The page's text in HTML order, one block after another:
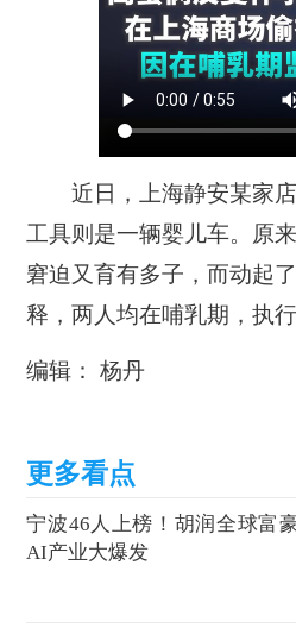
近日，上海静安某家店
工具则是一辆婴儿车。原
窘迫又育有多子，而动起
释，两人均在哺乳期，执
编辑： 杨丹
宁波46人上榜！胡润全球富
AI产业大爆发